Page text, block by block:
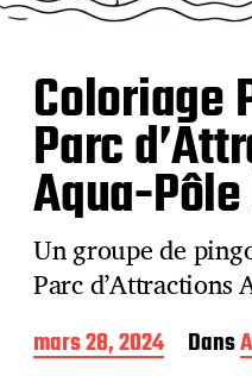
Coloriage
Parc
Aqua-
Un groupe de
Parc d’Attractions
D
a
mars 28, 2024 Dans